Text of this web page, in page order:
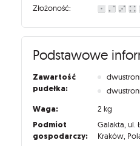
Złożoność:
Podstawowe
Zawartość
pudełka:
Waga: 2 kg
Podmiot
gospodarczy:
Galakta, ul.
Kraków,